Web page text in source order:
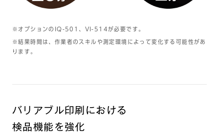
※オプションのIQ-501、VI-514が必要です。
※結果時間は、作業者のスキルや測定環境によって変化する可能性があ
ります。
バリアブル印刷における
検品機能を強化